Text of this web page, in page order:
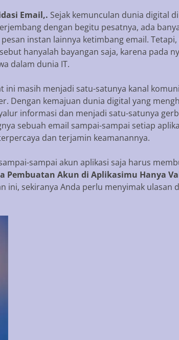
Email,. Sejak kemunculan dunia digital
dengan begitu pesatnya, ada
instan lainnya ketimbang email.
hanyalah bayangan saja, karena pada
dalam dunia IT.
ini masih menjadi satu-satunya kanal
Dengan kemajuan dunia digital yang
informasi dan menjadi satu-satunya
sebuah email sampai-sampai setiap
dan terjamin keamanannya.
sampai akun aplikasi saja harus
Pembuatan Akun di Aplikasimu Hanya
ini, sekiranya Anda perlu menyimak ulasan